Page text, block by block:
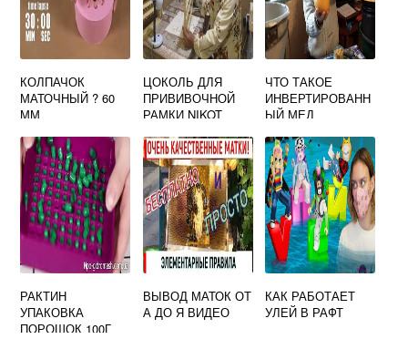
КОЛПАЧОК
МАТОЧНЫЙ ? 60
ММ
ЦОКОЛЬ ДЛЯ
ПРИВИВОЧНОЙ
РАМКИ NIKOT
ЧТО ТАКОЕ
ИНВЕРТИРОВАНН
ЫЙ МЕД
РАКТИН
УПАКОВКА
ПОРОШОК 100Г
ВЫВОД МАТОК ОТ
А ДО Я ВИДЕО
КАК РАБОТАЕТ
УЛЕЙ В РАФТ